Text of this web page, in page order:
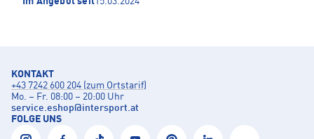
KONTAKT
+43 7242 600 204 (zum Ortstarif)
Mo. – Fr. 08:00 – 20:00 Uhr
service.eshop@intersport.at
FOLGE UNS